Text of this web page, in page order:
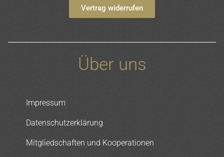
Vertrag widerrufen
Über uns
Impressum
Datenschutzerklärung
Mitgliedschaften und Kooperationen